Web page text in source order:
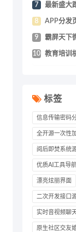
7 最新盛大
8 APP分发
9 霸屏天下
10 教育培训
标签
信息传输密码
全开源一次性
阅后即焚系统
优质AI工具导
漂亮炫丽界面
二次开发接口
实时音视频聊
原生社区交友